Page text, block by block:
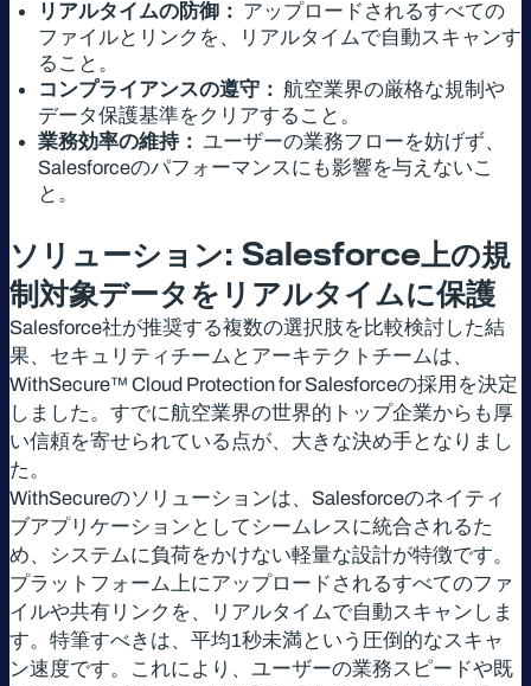
リアルタイムの防御： アップロードされるすべての
ファイルとリンクを、リアルタイムで自動スキャンす
ること。
コンプライアンスの遵守： 航空業界の厳格な規制や
データ保護基準をクリアすること。
業務効率の維持： ユーザーの業務フローを妨げず、
Salesforceのパフォーマンスにも影響を与えないこ
と。
ソリューション: Salesforce上の規
制対象データをリアルタイムに保護
Salesforce社が推奨する複数の選択肢を比較検討した結
果、セキュリティチームとアーキテクトチームは、
WithSecure™ Cloud Protection for Salesforceの採用を決定
しました。すでに航空業界の世界的トップ企業からも厚
い信頼を寄せられている点が、大きな決め手となりまし
た。
WithSecureのソリューションは、Salesforceのネイティ
ブアプリケーションとしてシームレスに統合されるた
め、システムに負荷をかけない軽量な設計が特徴です。
プラットフォーム上にアップロードされるすべてのファ
イルや共有リンクを、リアルタイムで自動スキャンしま
す。特筆すべきは、平均1秒未満という圧倒的なスキャ
ン速度です。これにより、ユーザーの業務スピードや既